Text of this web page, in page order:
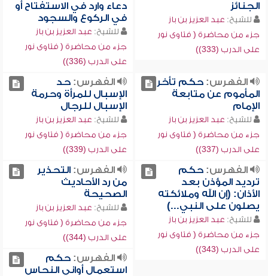
الجنائز
للشيخ: عبد العزيز بن باز
جزء من محاضرة ( فتاوى نور
على الدرب (333))
دعاء وارد في الاستفتاح أو
في الركوع والسجود
للشيخ: عبد العزيز بن باز
جزء من محاضرة ( فتاوى نور
على الدرب (336))
الفهرس:حكم تأخر
المأموم عن متابعة
الإمام
للشيخ: عبد العزيز بن باز
جزء من محاضرة ( فتاوى نور
على الدرب (337))
الفهرس:حد
الإسبال للمرأة وحرمة
الإسبال للرجال
للشيخ: عبد العزيز بن باز
جزء من محاضرة ( فتاوى نور
على الدرب (339))
الفهرس:حكم
ترديد المؤذن بعد
الأذان: (إن الله وملائكته
يصلون على النبي...)
للشيخ: عبد العزيز بن باز
جزء من محاضرة ( فتاوى نور
على الدرب (343))
الفهرس:التحذير
من رد الأحاديث
الصحيحة
للشيخ: عبد العزيز بن باز
جزء من محاضرة ( فتاوى نور
على الدرب (344))
الفهرس:حكم
استعمال أواني النحاس